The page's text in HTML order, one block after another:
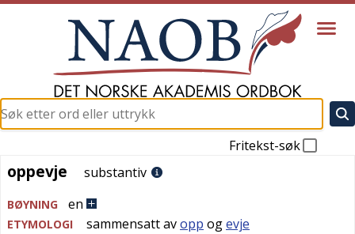
Fritekst-søk
oppevje
oppevje substantiv
BØYNING en
ETYMOLOGI sammensatt avopp ogevje